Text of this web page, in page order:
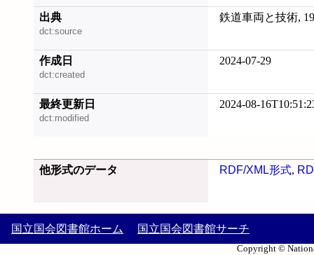
出典
dct:source
鉄道車両と技術,
作成日
dct:created
2024-07-29
最終更新日
dct:modified
2024-08-
他形式のデータ RDF/XML形式,
国立国会図書館ホーム 国立国会図書館サーチ
Copyright ©